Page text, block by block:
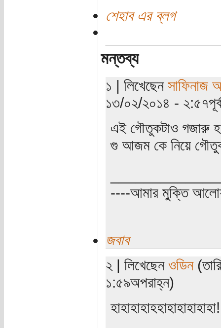
শেহাব এর ব্লগ
মন্তব্য
১ | লিখেছেন সাফিনাজ
১৩/০২/২০১৪ -
এই গৌতুকটাও গজারু
গু আজম কে নিয়ে
----আমার মুক্তি
জবাব
২ | লিখেছেন ওডিন
১:৫৯অপরাহ্ন)